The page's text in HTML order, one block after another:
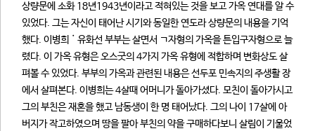
상량문에 소화 18년1943년이라고 적혀있는 것을 보고 가옥 연대를 알 수
있었다. 그는 자신이 태어난 시기와 동일한 연도라 상량문의 내용을 기억
했다. 이병희˙유화선 부부는 살면서 ㄱ자형의 가옥을 튼입구자형으로 늘
렸다. 이 가옥 유형은 오스굿의 4가지 가옥 유형에 적합하며 변화상도 살
펴볼 수 있었다. 부부의 가옥과 관련된 내용은 선두포 민속지의 주생활 장
에서 살펴본다. 이병희는 4살때 어머니가 돌아가셨다. 모친이 돌아가시고
그의 부친은 재혼을 했고 남동생이 한 명 태어났다. 그의 나이 17살에 아
버지가 작고하였으며 땅을 팔아 부친의 약을 구매하다보니 살림이 기울었